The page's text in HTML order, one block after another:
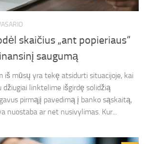
skaičius „ant popieriaus“
saugumą
iš mūsų yra tekę atsidurti situacijoje, kai
džiugiai linktelime išgirdę solidžią
pirmąjį pavedimą į banko sąskaitą,
nuostaba ar net nusivylimas. Kur...